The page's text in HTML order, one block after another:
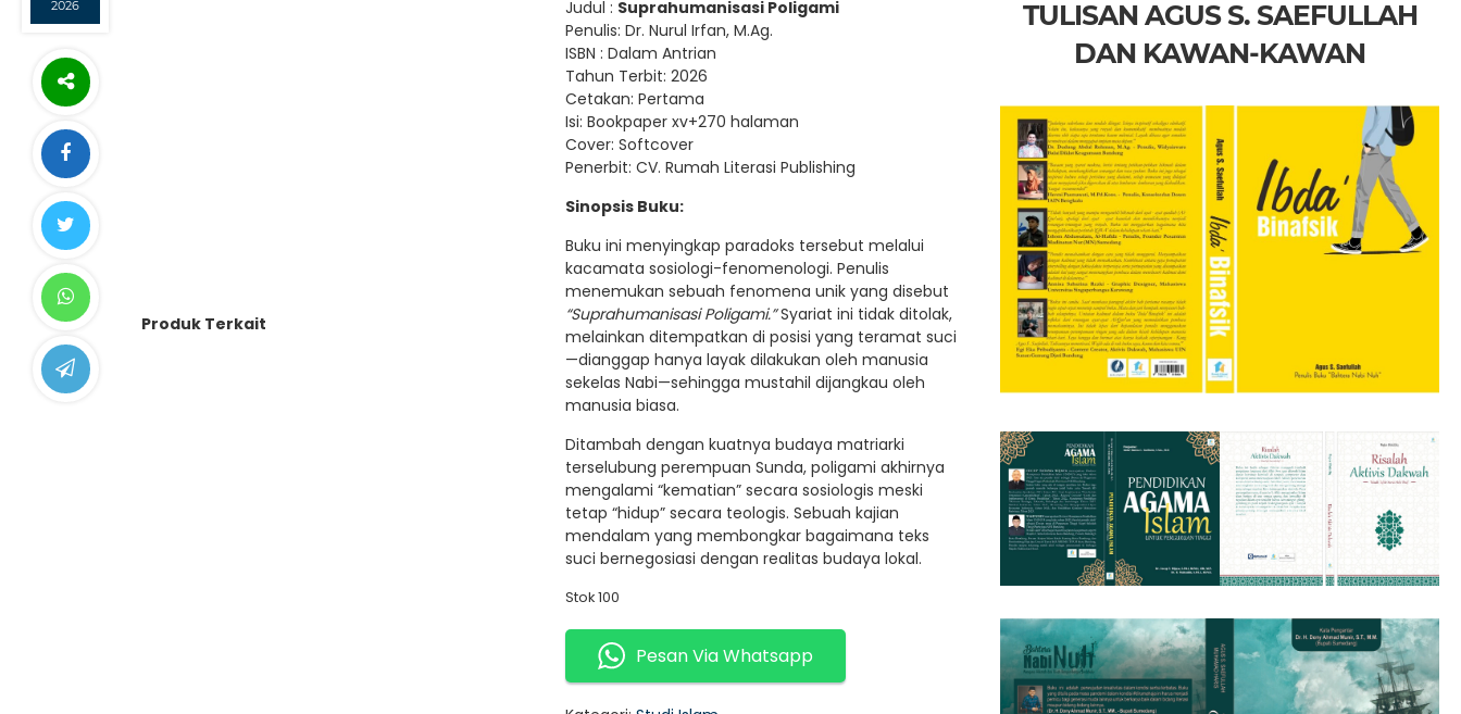
2026
Judul : Suprahumanisasi Poligami
Penulis: Dr. Nurul Irfan, M.Ag.
ISBN : Dalam Antrian
Tahun Terbit: 2026
Cetakan: Pertama
Isi: Bookpaper xv+270 halaman
Cover: Softcover
Penerbit: CV. Rumah Literasi Publishing
Sinopsis Buku:
Buku ini menyingkap paradoks tersebut melalui
kacamata sosiologi-fenomenologi. Penulis
menemukan sebuah fenomena unik yang disebut
“Suprahumanisasi Poligami.”Syariat ini tidak ditolak,
melainkan ditempatkan di posisi yang teramat suci
—dianggap hanya layak dilakukan oleh manusia
sekelas Nabi—sehingga mustahil dijangkau oleh
manusia biasa.
Ditambah dengan kuatnya budaya matriarki
terselubung perempuan Sunda, poligami akhirnya
mengalami “kematian” secara sosiologis meski
tetap “hidup” secara teologis. Sebuah kajian
mendalam yang membongkar bagaimana teks
suci bernegosiasi dengan realitas budaya lokal.
Stok 100
Pesan Via Whatsapp
Produk Terkait
TULISAN AGUS S. SAEFULLAH
DAN KAWAN-KAWAN